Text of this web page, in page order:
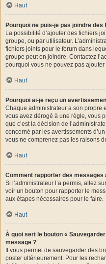
Haut
Pourquoi ne puis-je pas joindre
La possibilité d’ajouter des fichiers
groupe, ou par utilisateur.
fichiers joints pour le forum dans
groupe peut en joindre. Contactez
pourquoi vous ne pouvez pas
Haut
Pourquoi ai-je reçu un
Chaque administrateur a son propre
vous avez dérogé à une règle, vous
que c’est la décision de
concerné par les avertissements
vous ne comprenez pas les raisons
Haut
Comment rapporter des messages
Si l’administrateur l’a permis, allez
voir un bouton pour rapporter le
aux étapes nécessaires pour le faire.
Haut
À quoi sert le bouton «
message ?
Il vous permet de sauvegarder des
poster ultérieurement. Pour les